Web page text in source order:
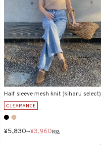
Half sleeve mesh knit (kiharu select)
CLEARANCE
¥5,830→¥3,960税込